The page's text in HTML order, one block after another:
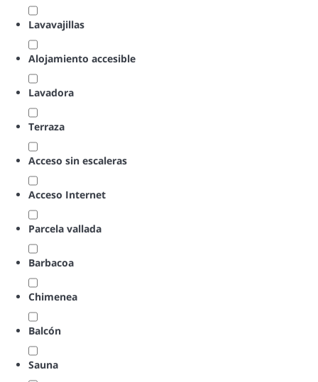
Lavavajillas
Alojamiento accesible
Lavadora
Terraza
Acceso sin escaleras
Acceso Internet
Parcela vallada
Barbacoa
Chimenea
Balcón
Sauna